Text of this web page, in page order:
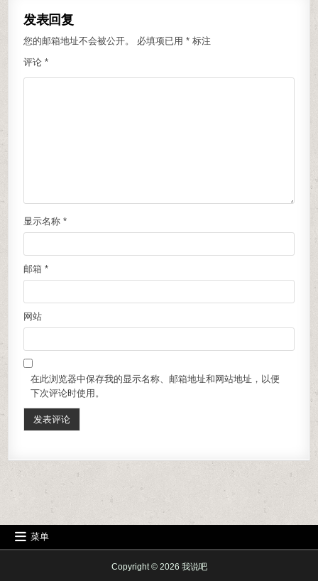
发表回复
您的邮箱地址不会被公开。 必填项已用* 标注
评论*
显示名称*
邮箱*
网站
在此浏览器中保存我的显示名称、邮箱地址和网站地址，以便
下次评论时使用。
菜单
Copyright © 2026 我说吧